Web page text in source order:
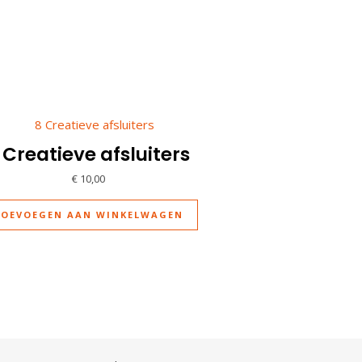
Creatieve afsluiters
€10,00
AAN WINKELWAGEN